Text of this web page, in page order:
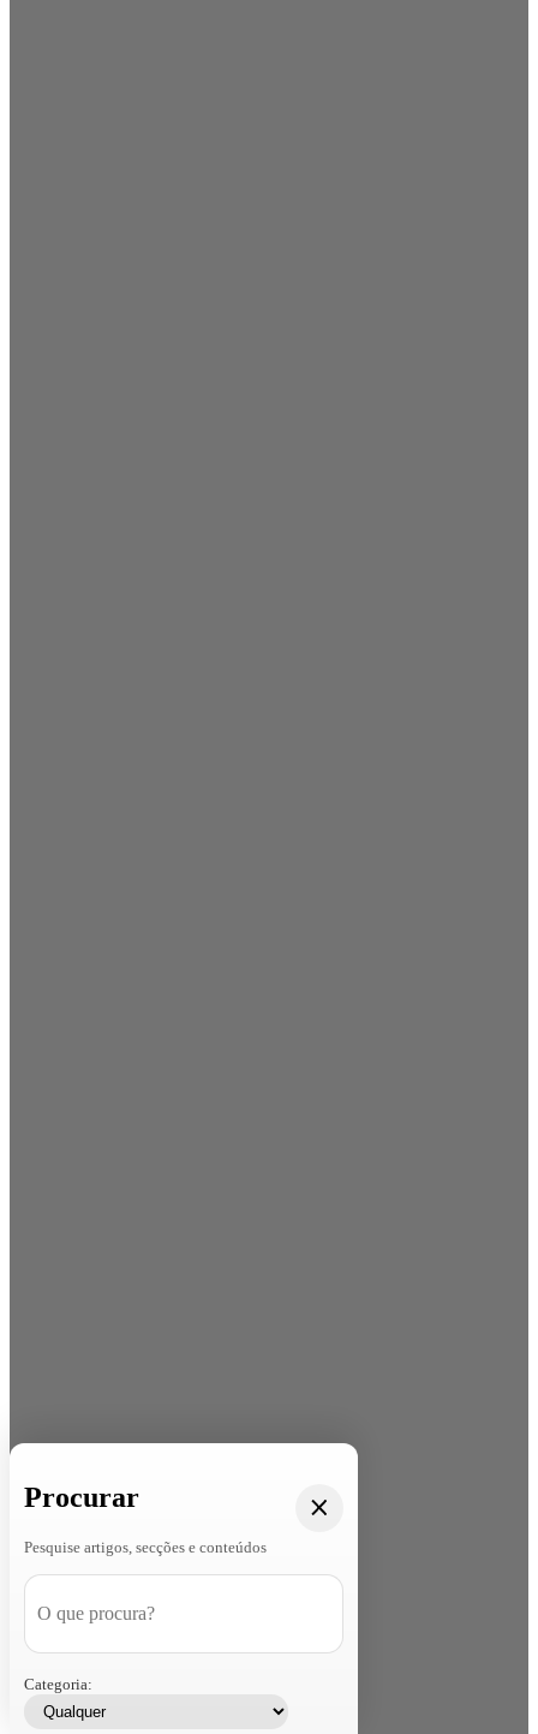
Procurar
Pesquise artigos, secções e conteúdos
Categoria: